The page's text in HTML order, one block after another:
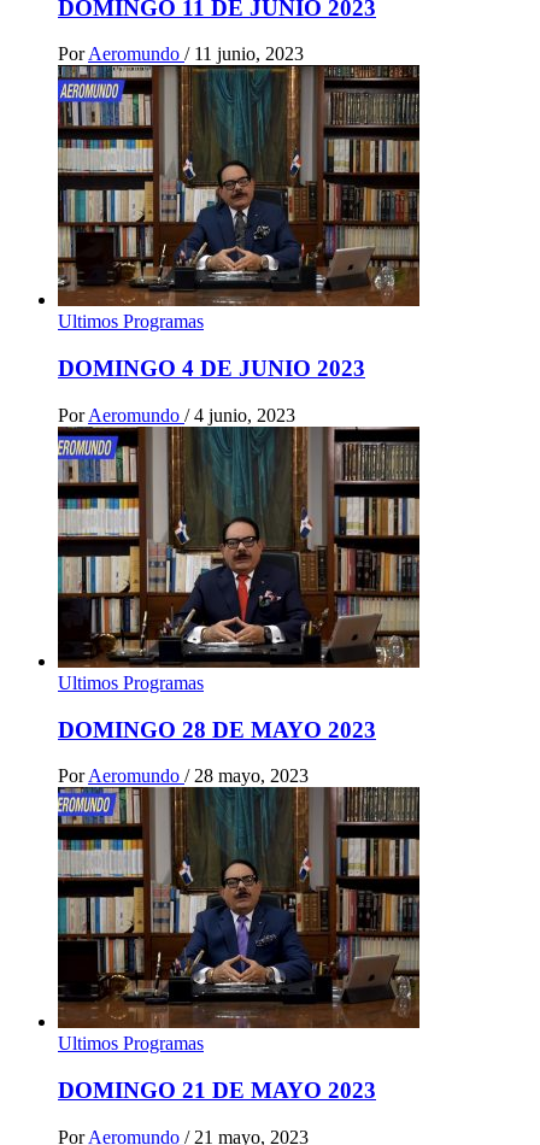
DOMINGO 11 DE JUNIO 2023
PorAeromundo / 11 junio, 2023
Ultimos Programas
DOMINGO 4 DE JUNIO 2023
Por Aeromundo / 4 junio, 2023
Ultimos Programas
DOMINGO 28 DE MAYO 2023
Por Aeromundo / 28 mayo, 2023
Ultimos Programas
DOMINGO 21 DE MAYO 2023
Por Aeromundo / 21 mayo, 2023